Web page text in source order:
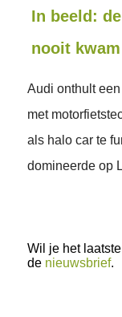
In beeld:
nooit kwam
Audi onthult
met
als halo car te
domineerde op
Wil je het
de nieuwsbrief.